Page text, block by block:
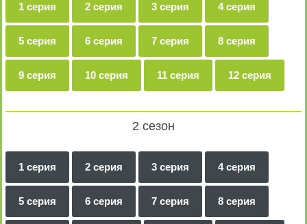
1 серия 2 серия 3 серия 4 серия
5 серия 6 серия 7 серия 8 серия
9 серия 10 серия 11 серия 12 серия
2 сезон
1 серия 2 серия 3 серия 4 серия
5 серия 6 серия 7 серия 8 серия